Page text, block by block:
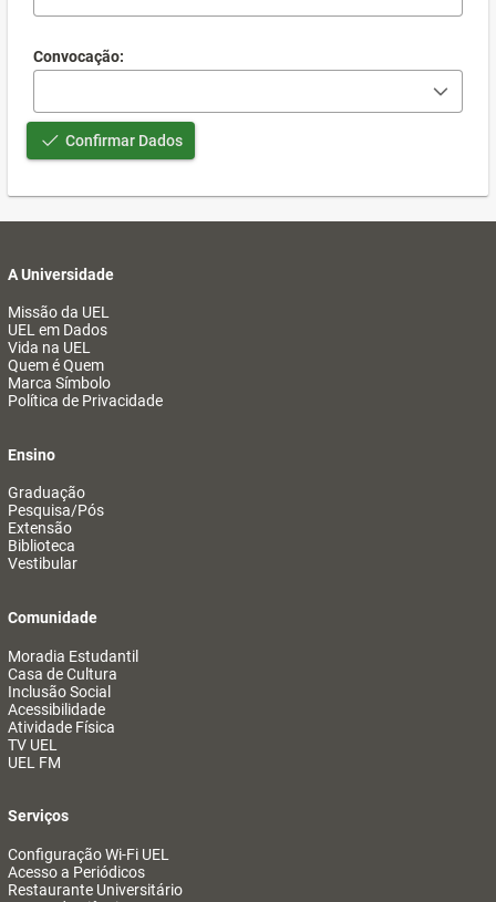
Convocação:
Confirmar Dados
A Universidade
Missão da UEL
UEL em Dados
Vida na UEL
Quem é Quem
Marca Símbolo
Política de Privacidade
Ensino
Graduação
Pesquisa/Pós
Extensão
Biblioteca
Vestibular
Comunidade
Moradia Estudantil
Casa de Cultura
Inclusão Social
Acessibilidade
Atividade Física
TV UEL
UEL FM
Serviços
Configuração Wi-Fi UEL
Acesso a Periódicos
Restaurante Universitário